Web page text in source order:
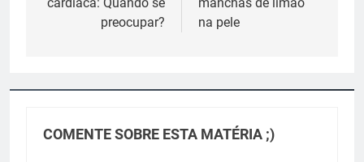
preocupar?
na pele
COMENTE SOBRE ESTA MATÉRIA ;)